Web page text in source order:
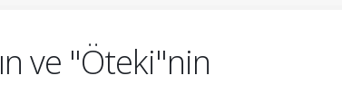
ve "Öteki"nin